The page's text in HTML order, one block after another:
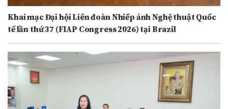
Khai mạc Đại hội Liên đoàn Nhiếp ảnh Nghệ thuật Quốc
tế lần thứ 37 (FIAP Congress 2026) tại Brazil